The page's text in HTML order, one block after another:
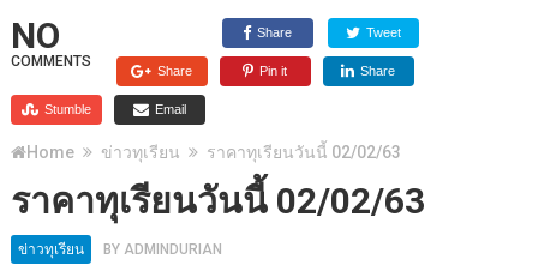
NO
COMMENTS
Share Tweet
Share Pin it Share
Stumble Email
Home ข่าวทุเรียน ราคาทุเรียนวันนี้ 02/02/63
ราคาทุเรียนวันนี้ 02/02/63
ข่าวทุเรียน BY ADMINDURIAN